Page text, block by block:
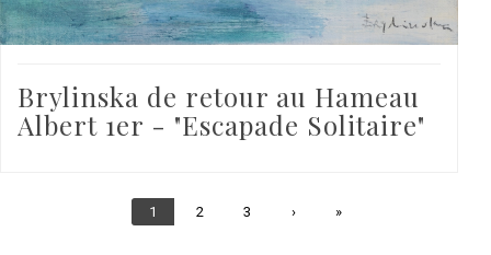
Brylinska de retour au Hameau
Albert 1er - "Escapade Solitaire"
Page
1 Page
2 Page
3
Page
›
Dernière
»